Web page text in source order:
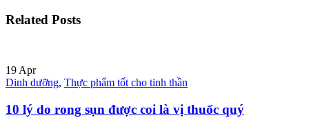
Related Posts
19 Apr
Dinh dưỡng, Thực phẩm tốt cho tinh thần
10 lý do rong sụn được coi là vị thuốc quý